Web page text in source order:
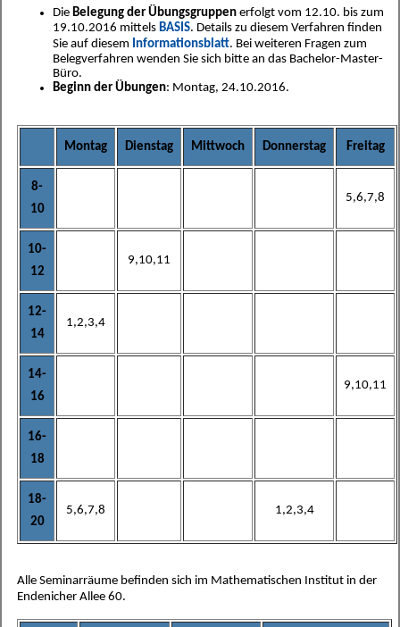
Die Belegung der Übungsgruppen erfolgt vom 12.10. bis zum
19.10.2016 mittels BASIS. Details zu diesem Verfahren finden
Sie auf diesem Informationsblatt. Bei weiteren Fragen zum
Belegverfahren wenden Sie sich bitte an das Bachelor-Master-
Büro.
Beginn der Übungen: Montag, 24.10.2016.
Montag Dienstag Mittwoch Donnerstag Freitag
8-
10
5,6,7,8
10-
12
9,10,11
12-
14
1,2,3,4
14-
16
9,10,11
16-
18
18-
20
5,6,7,8 1,2,3,4
Alle Seminarräume befinden sich im Mathematischen Institut in der
Endenicher Allee 60.